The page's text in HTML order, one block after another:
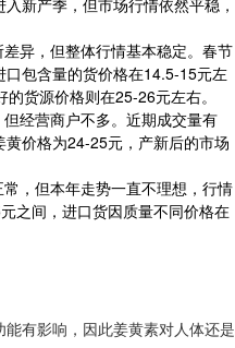
新产季，但市场行情依然平稳，
异，但整体行情基本稳定。春节
包含量的货价格在14.5-15元左
货源价格则在25-26元左右。
经营商户不多。近期成交量有
价格为24-25元，产新后的市场
，但本年走势一直不理想，行情
之间，进口货因质量不同价格在
有影响，因此姜黄素对人体还是